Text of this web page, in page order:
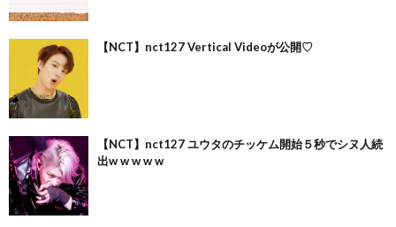
【NCT】nct127 Vertical Videoが公開♡
【NCT】nct127 ユウタのチッケム開始５秒でシヌ人続
出w w w w w